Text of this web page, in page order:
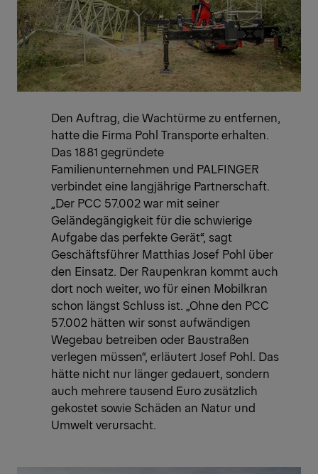
Den Auftrag, die Wachtürme zu entfernen,
hatte die Firma Pohl Transporte erhalten.
Das 1881 gegründete
Familienunternehmen und PALFINGER
verbindet eine langjährige Partnerschaft.
„Der PCC 57.002 war mit seiner
Geländegängigkeit für die schwierige
Aufgabe das perfekte Gerät“, sagt
Geschäftsführer Matthias Josef Pohl über
den Einsatz. Der Raupenkran kommt auch
dort noch weiter, wo für einen Mobilkran
schon längst Schluss ist. „Ohne den PCC
57.002 hätten wir sonst aufwändigen
Wegebau betreiben oder Baustraßen
verlegen müssen“, erläutert Josef Pohl. Das
hätte nicht nur länger gedauert, sondern
auch mehrere tausend Euro zusätzlich
gekostet sowie Schäden an Natur und
Umwelt verursacht.